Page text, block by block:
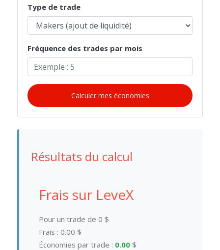
Type de trade
Fréquence des trades par mois
Calculer mes économies
Résultats du calcul
Frais sur LeveX
Pour un trade de 0 $
Frais : 0.00 $
Économies par trade : 0.00 $